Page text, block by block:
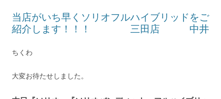
当店がいち早くソリオフルハイブリッドをご
紹介します！！！ 三田店 中井
ちくわ
大変お待たせしました。